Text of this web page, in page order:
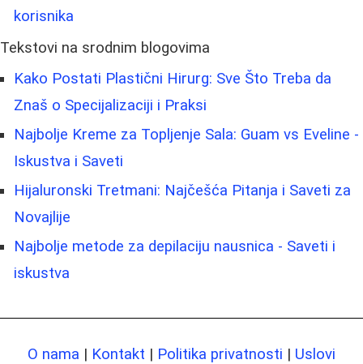
korisnika
Tekstovi na srodnim blogovima
Kako Postati Plastični Hirurg: Sve Što Treba da
Znaš o Specijalizaciji i Praksi
Najbolje Kreme za Topljenje Sala: Guam vs Eveline -
Iskustva i Saveti
Hijaluronski Tretmani: Najčešća Pitanja i Saveti za
Novajlije
Najbolje metode za depilaciju nausnica - Saveti i
iskustva
O nama | Kontakt | Politika privatnosti | Uslovi